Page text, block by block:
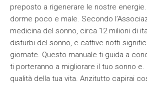
preposto a rigenerare le nostre
dorme poco e male. Secondo
medicina del sonno, circa 12 milioni di
disturbi del sonno, e cattive notti
giornate. Questo manuale ti guida a
ti porteranno a migliorare il tuo sonno e.
qualità della tua vita. Anzitutto capirai